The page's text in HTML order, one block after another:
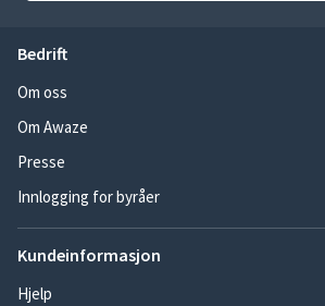
Bedrift
Om oss
Om Awaze
Presse
Innlogging for byråer
Kundeinformasjon
Hjelp